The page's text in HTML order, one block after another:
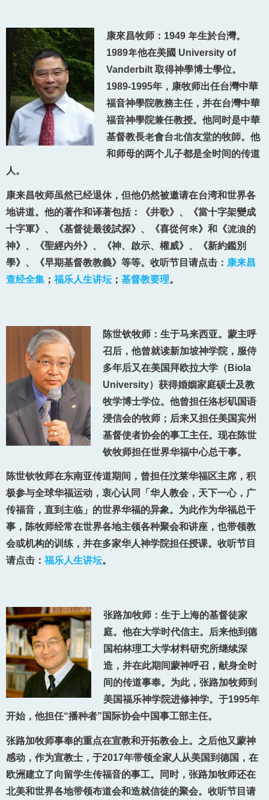
康來昌牧师： 1949 年生於台灣。
1989年他在美國 University of
Vanderbilt 取得神學博士學位。
1989-1995年，康牧师出任台灣中華
福音神學院教務主任，并在台灣中華
福音神學院兼任教授。他同时是中華
基督教長老會台北信友堂的牧師。他
和师母的两个儿子都是全时间的传道
人。
康来昌牧师虽然已经退休，但他仍然被邀请在台湾和世界各
地讲道。他的著作和译著包括：《井歌》、《當十字架變成
十字軍》、《基督徒最後試探》、《喜從何來》和《流浪的
神》、《聖經內外》、《神、啟示、權威》、《新約鑑別
學》、《早期基督教教義》等等。收听节目请点击： 康来昌
查经全集 ； 福乐人生讲坛； 基督教要理。
陈世钦牧师：生于马来西亚。蒙主呼
召后，他曾就读新加坡神学院，服侍
多年后又在美国拜欧拉大学（Biola
University）获得婚姻家庭硕士及教
牧学博士学位。他曾担任洛杉矶国语
浸信会的牧师；后来又担任美国宾州
基督使者协会的事工主任。现在陈世
钦牧师担任世界华福中心总干事。
陈世钦牧师在东南亚传道期间，曾担任汶莱华福区主席，积
极参与全球华福运动，衷心认同「华人教会，天下一心，广
传福音，直到主临」的世界华福的异象。为此作为华福总干
事，陈牧师经常在世界各地主领各种聚会和讲座，也带领教
会或机构的训练，并在多家华人神学院担任授课。收听节目
请点击： 福乐人生讲坛。
张路加牧师：生于上海的基督徒家
庭。他在大学时代信主。后来他到德
国柏林理工大学材料研究所继续深
造，并在此期间蒙神呼召，献身全时
间的传道事奉。为此，张路加牧师到
美国福乐神学院进修神学。于1995年
开始，他担任“播种者”国际协会中国事工部主任。
张路加牧师事奉的重点在宣教和开拓教会上。之后他又蒙神
感动，作为宣教士，于2017年带领全家人从美国到德国，在
欧洲建立了向留学生传福音的事工。同时，张路加牧师还在
北美和世界各地带领布道会和造就信徒的聚会。收听节目请